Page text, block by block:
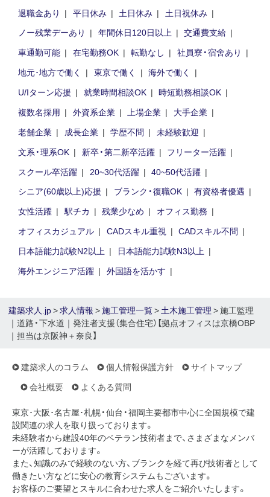
退職金あり
平日休み 土日休み
土日祝休み
ノー残業デーあり
年間休日120日以上
交通費支給
車通勤可能
在宅勤務OK 転勤なし
社員寮・宿舍あり
地元･地方で働く
東京で働く
海外で働く
U/Iターン応援
就業時間相談OK
時短勤務相談OK
複数名採用
外資系企業 上場企業
大手企業
老舗企業
成長企業 学歴不問
未経験歓迎
文系・理系OK
新卒・第二新卒活躍
フリーター活躍
スクール卒活躍
20~30代活躍
40~50代活躍
シニア(60歳以上)応援
ブランク・復職OK
有資格者優遇
女性活躍
駅チカ 残業少なめ
オフィス勤務
オフィスカジュアル
CADスキル重視
CADスキル不問
日本語能力試験N2以上
日本語能力試験N3以上
海外エンジニア活躍
外国語を活かす
建築求人.jp>求人情報 >施工管理一覧>土木施工管理 > 施工監理
｜道路・下水道｜発注者支援（集合住宅）【拠点オフィスは京橋OBP
｜担当は京阪神＋奈良】
建築求人のコラム 個人情報保護方針
サイトマップ
会社概要
よくある質問
東京･大阪･名古屋･札幌・仙台・福岡主要都市中心に全国規模で建
設関連の求人を取り扱っております。
未経験者から建設40年のベテラン技術者まで、さまざまなメンバ
ーが活躍しております。
また、知識のみで経験のない方、ブランクを経て再び技術者として
働きたい方などに安心の教育システムもございます。
お客様のご要望とスキルに合わせた求人をご紹介いたします。